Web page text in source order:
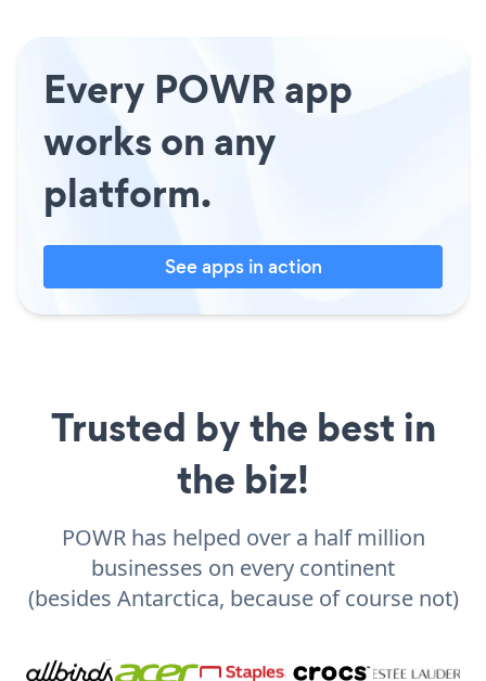
Every POWR app
works on any
platform.
See apps in action
Trusted by the best in
the biz!
POWR has helped over a half million
businesses on every continent
(besides Antarctica, because of course not)